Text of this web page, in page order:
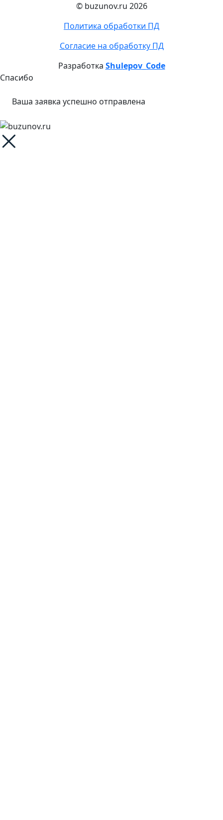
© buzunov.ru 2026
Политика обработки ПД
Согласие на обработку ПД
Разработка Shulepov_Code
Спасибо
Ваша заявка успешно отправлена